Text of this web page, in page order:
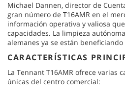
Michael Dannen, director de
gran número de T16AMR en el
información operativa y valiosa
capacidades. La limpieza
alemanes ya se están
CARACTERÍSTICAS
La Tennant T16AMR ofrece varias
únicas del centro comercial: